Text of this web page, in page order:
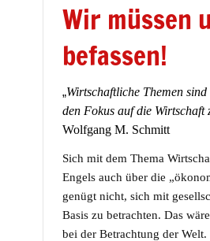
Wir müssen
befassen!
„Wirtschaftliche Themen
den Fokus auf die
Wolfgang M. Schmitt
Sich mit dem Thema
Engels auch über die
genügt nicht, sich mit
Basis zu betrachten. Das
bei der Betrachtung der Welt.